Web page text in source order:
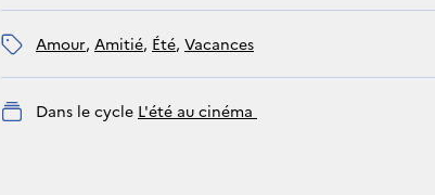
amour, amitié, été, vacances
Dans le cycle L'été au cinéma